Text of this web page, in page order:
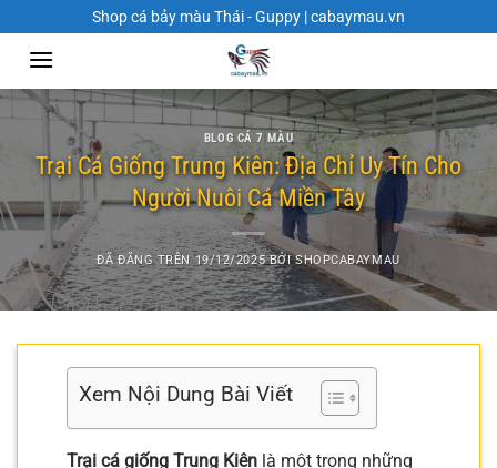
đến
dung
Shop cá bảy màu Thái - Guppy | cabaymau.vn
BLOG CÁ 7 MÀU
Trại Cá Giống Trung Kiên: Địa Chỉ Uy Tín Cho
Người Nuôi Cá Miền Tây
ĐÃ ĐĂNG TRÊN19/12/2025 BỞISHOPCABAYMAU
Xem Nội Dung Bài Viết
Trại cá giống Trung Kiên là một trong những